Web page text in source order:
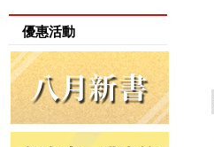
優惠活動